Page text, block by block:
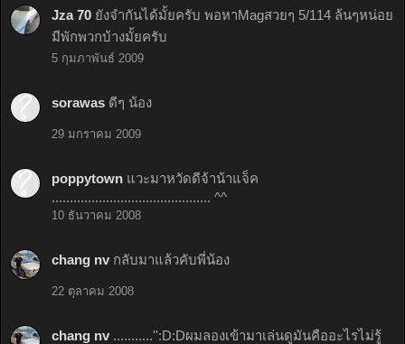
Jza 70 ยังจำกันได้มั้ยครับ พอหาMagสวยๆ 5/114 ล้นๆหน่อย
มีพักพวกบ้างมั้ยครับ
5 กุมภาพันธ์ 2009
sorawas ดีๆ น้อง
29 มกราคม 2009
poppytown แวะมาหวัดดีจ้าน้าแจ็ค
............................................ ^^
10 ธันวาคม 2008
chang nv กลับมาแล้วคับพี่น้อง
22 ตุลาคม 2008
chang nv ...........'':D:Dผมลองเข้ามาเล่นดูมันคืออะไรไม่รู้